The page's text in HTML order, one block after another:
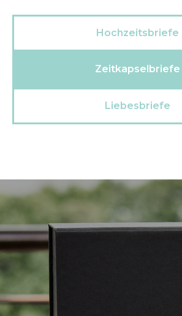
Hochzeitsbriefe
Zeitkapselbriefe
Liebesbriefe